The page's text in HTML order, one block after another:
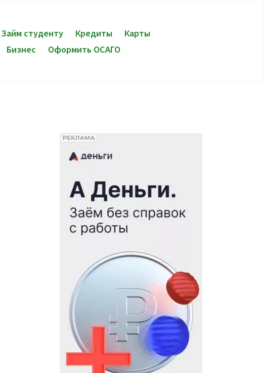
Займ студенту Кредиты
Карты
Бизнес Оформить ОСАГО